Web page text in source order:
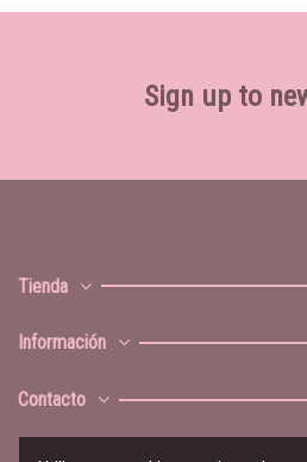
Sign up to
Tienda
Información
Contacto